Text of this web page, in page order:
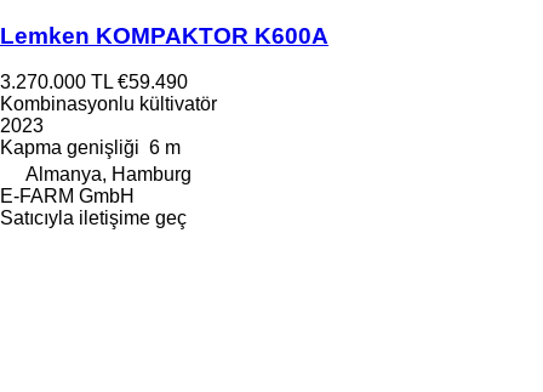
Lemken KOMPAKTOR K600A
3.270.000 TL €59.490
Kombinasyonlu kültivatör
2023
Kapma genişliği 6 m
Almanya, Hamburg
E-FARM GmbH
Satıcıyla iletişime geç